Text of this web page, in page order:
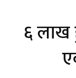
६ लाख